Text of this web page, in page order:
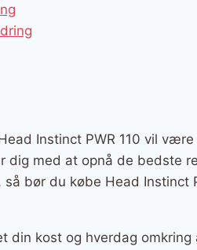
Instinct PWR 110 vil
dig med at opnå de bedste
bør du købe Head Instinct
kost og hverdag omkring